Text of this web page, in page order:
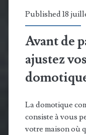
Published 18
Avant de
ajustez
La domotique
consiste à vous
votre maison où